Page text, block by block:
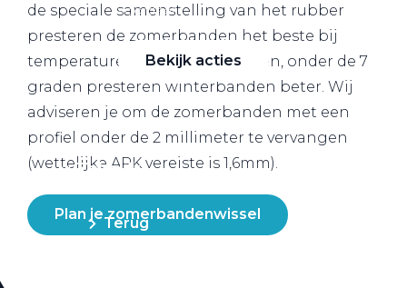
voordeel
Bekijk acties
Zakelijk
Terug
de speciale samenstelling van het rubber
presteren de zomerbanden het beste bij
temperaturen boven de 7 graden, onder de 7
graden presteren winterbanden beter. Wij
adviseren je om de zomerbanden met een
profiel onder de 2 millimeter te vervangen
(wettelijke APK vereiste is 1,6mm).
Plan je zomerbandenwissel